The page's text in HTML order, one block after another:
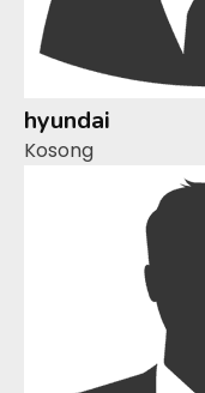
hyundai
Kosong